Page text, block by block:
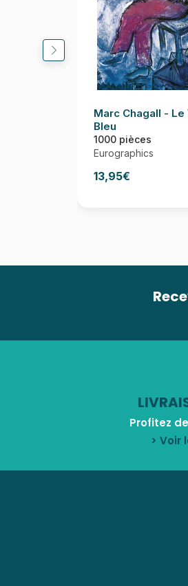
Marc Chagall -
Bleu
1000 pièces
Eurographics
13,95€
Profitez
> Voir